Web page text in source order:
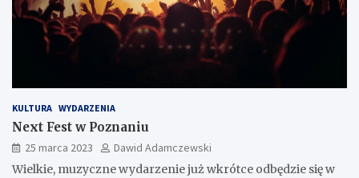
KULTURA WYDARZENIA
Next Fest w Poznaniu
25 marca 2023
Dawid Adamczewski
Wielkie, muzyczne wydarzenie już wkrótce odbędzie się w